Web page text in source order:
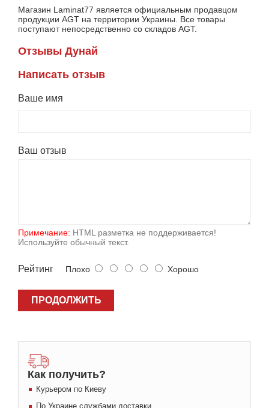
Магазин Laminat77 является официальным продавцом
продукции AGT на территории Украины. Все товары
поступают непосредственно со складов AGT.
Отзывы Дунай
Написать отзыв
Ваше имя
Ваш отзыв
Примечание: HTML разметка не поддерживается!
Используйте обычный текст.
Рейтинг Плохо Хорошо
ПРОДОЛЖИТЬ
Как получить?
Курьером по Киеву
По Украине службами доставки